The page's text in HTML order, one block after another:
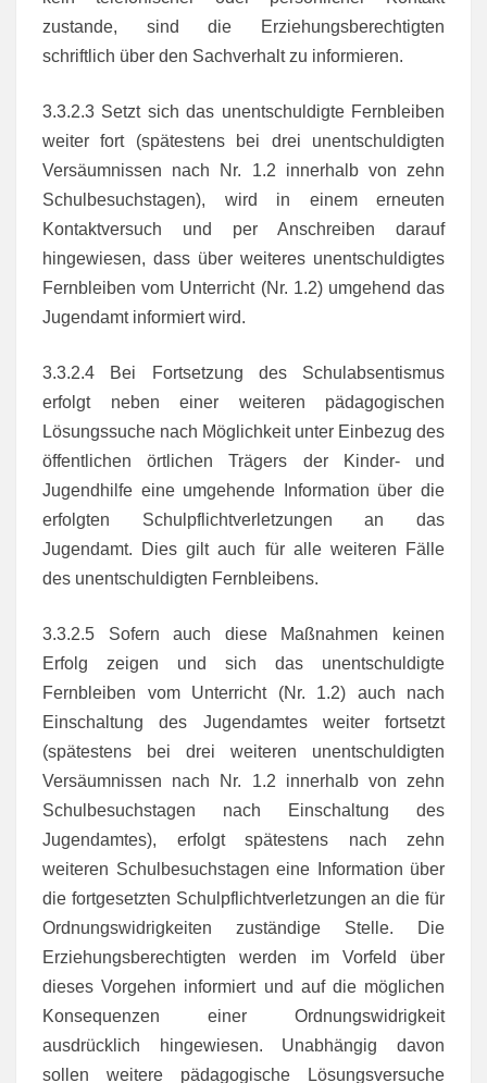
zustande, sind die Erziehungsberechtigten
schriftlich über den Sachverhalt zu informieren.
3.3.2.3 Setzt sich das unentschuldigte Fernbleiben
weiter fort (spätestens bei drei unentschuldigten
Versäumnissen nach Nr. 1.2 innerhalb von zehn
Schulbesuchstagen), wird in einem erneuten
Kontaktversuch und per Anschreiben darauf
hingewiesen, dass über weiteres unentschuldigtes
Fernbleiben vom Unterricht (Nr. 1.2) umgehend das
Jugendamt informiert wird.
3.3.2.4 Bei Fortsetzung des Schulabsentismus
erfolgt neben einer weiteren pädagogischen
Lösungssuche nach Möglichkeit unter Einbezug des
öffentlichen örtlichen Trägers der Kinder- und
Jugendhilfe eine umgehende Information über die
erfolgten Schulpflichtverletzungen an das
Jugendamt. Dies gilt auch für alle weiteren Fälle
des unentschuldigten Fernbleibens.
3.3.2.5 Sofern auch diese Maßnahmen keinen
Erfolg zeigen und sich das unentschuldigte
Fernbleiben vom Unterricht (Nr. 1.2) auch nach
Einschaltung des Jugendamtes weiter fortsetzt
(spätestens bei drei weiteren unentschuldigten
Versäumnissen nach Nr. 1.2 innerhalb von zehn
Schulbesuchstagen nach Einschaltung des
Jugendamtes), erfolgt spätestens nach zehn
weiteren Schulbesuchstagen eine Information über
die fortgesetzten Schulpflichtverletzungen an die für
Ordnungswidrigkeiten zuständige Stelle. Die
Erziehungsberechtigten werden im Vorfeld über
dieses Vorgehen informiert und auf die möglichen
Konsequenzen einer Ordnungswidrigkeit
ausdrücklich hingewiesen. Unabhängig davon
sollen weitere pädagogische Lösungsversuche